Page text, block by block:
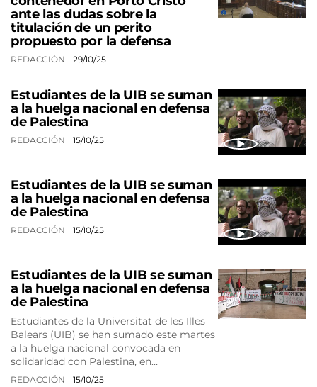
ante las dudas sobre la
titulación de un perito
propuesto por la defensa
REDACCIÓN 29/10/25
Estudiantes de la UIB se suman
a la huelga nacional en defensa
de Palestina
REDACCIÓN 15/10/25
Estudiantes de la UIB se suman
a la huelga nacional en defensa
de Palestina
REDACCIÓN 15/10/25
Estudiantes de la UIB se suman
a la huelga nacional en defensa
de Palestina
Estudiantes de la Universitat de les Illes
Balears (UIB) se han sumado este martes
a la huelga nacional convocada en
solidaridad con Palestina, en…
REDACCIÓN 15/10/25